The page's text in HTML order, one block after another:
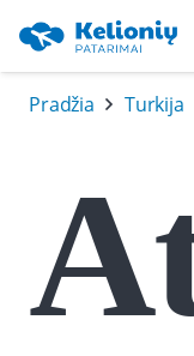
Pradžia Turkija